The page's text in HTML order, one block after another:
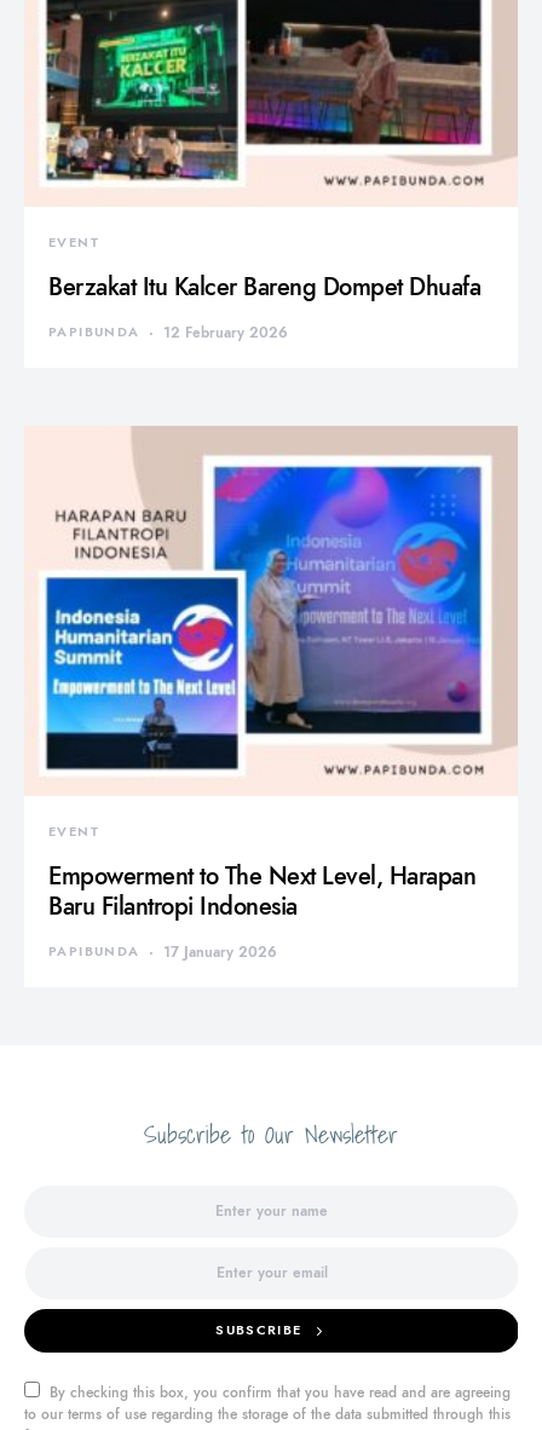
EVENT
Berzakat Itu Kalcer Bareng Dompet Dhuafa
PAPIBUNDA 12 February 2026
EVENT
Empowerment to The Next Level, Harapan
Baru Filantropi Indonesia
PAPIBUNDA 17 January 2026
Subscribe to Our Newsletter
SUBSCRIBE
By checking this box, you confirm that you have read and are agreeing
to our terms of use regarding the storage of the data submitted through this